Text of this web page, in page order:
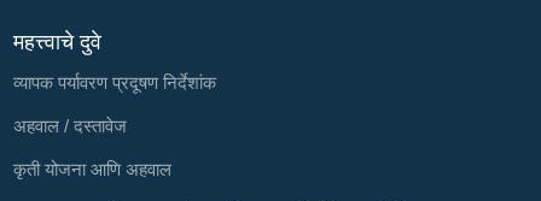
महत्त्वाचे दुवे
व्यापक पर्यावरण प्रदूषण निर्देशांक
अहवाल / दस्तावेज
कृती योजना आणि अहवाल